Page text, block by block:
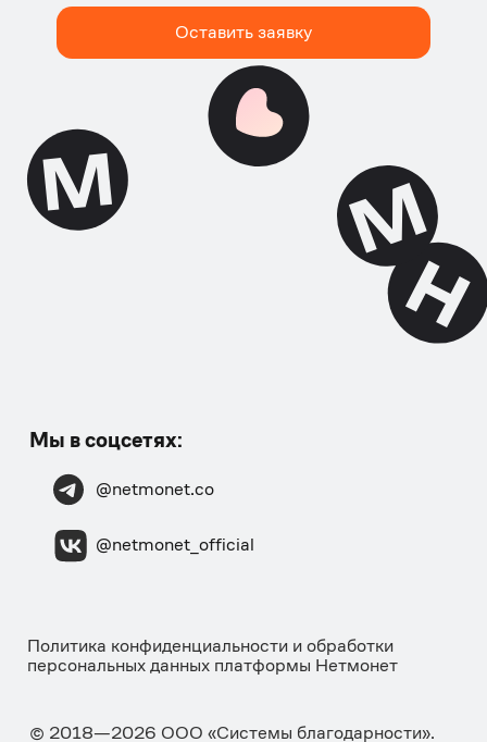
Адрес местонахождения (адрес для
корреспонденции): 115191, Россия, г. Москва,
Холодильный пер., д. 3, к. 1, стр. 6
Политика конфиденциальности и
обработки персональных данных
платформы Нетмонет
© 2018—2026 ООО «Системы благодарности».
Все права защищены